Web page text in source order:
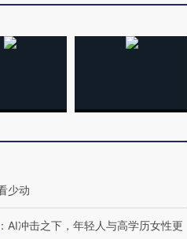
育部长拱下台
飞地
博
接产
【特别呈现】寻找100种
CFO
少动
： AI冲击之下，年轻人与高学历女性更